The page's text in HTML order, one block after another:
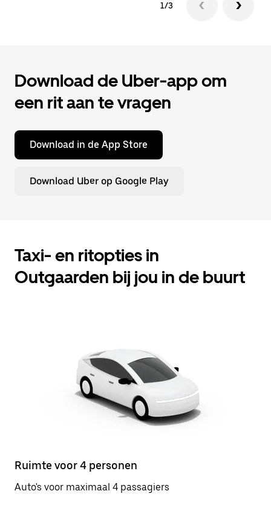
1/3
Download de Uber-app om
een rit aan te vragen
Download in de App Store
Download Uber op Google Play
Taxi- en ritopties in
Outgaarden bij jou in de buurt
Ruimte voor 4 personen
Auto's voor maximaal 4 passagiers